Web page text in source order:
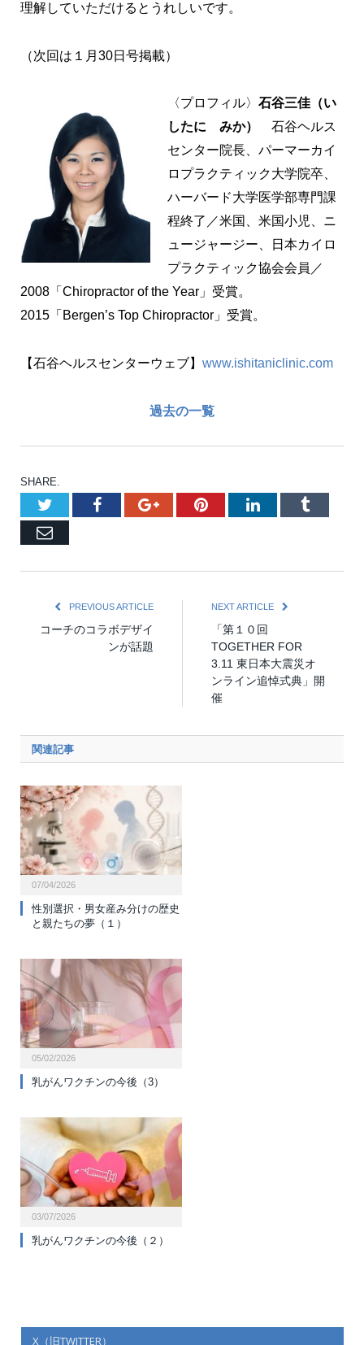
理解していただけるとうれしいです。
（次回は１月30日号掲載）
〈プロフィル〉 石谷三佳（い
したに みか）
石谷ヘルス
センター院長、パーマーカイ
ロプラクティック大学院卒、
ハーバード大学医学部専門課
程終了／米国、米国小児、ニ
ュージャージー、日本カイロ
プラクティック協会会員／
2008「Chiropractor of the Year」受賞。
2015「Bergen’s Top Chiropractor」受賞。
【石谷ヘルスセンターウェブ】 www.ishitaniclinic.com
過去の一覧
SHARE.
TwitterFacebookGoogle+PinterestLinkedInTumblr
Email
PREVIOUS ARTICLE
コーチのコラボデザイ
ンが話題
NEXT ARTICLE
「第１０回
TOGETHER FOR
3.11 東日本大震災オ
ンライン追悼式典」開
催
関連記事
07/04/2026
性別選択・男女産み分けの歴史
と親たちの夢（１）
05/02/2026
乳がんワクチンの今後（3）
03/07/2026
乳がんワクチンの今後（２）
X（旧TWITTER）